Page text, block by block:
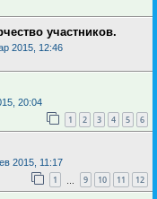
участников.
2015, 12:46
20:04
1 2 3 4 5 6
2015, 11:17
1 9 10 11 12